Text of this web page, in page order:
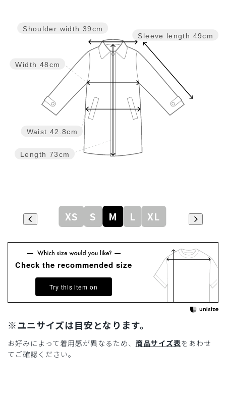
Sleeve length 49cm
Length 73cm
Waist 42.8cm
Width 48cm
Shoulder width 39cm
XS S M L XL
Check the recommended size
Try this item on
※ユニサイズは目安となります。
お好みによって着用感が異なるため、 商品サイズ表をあわせ
てご確認ください。